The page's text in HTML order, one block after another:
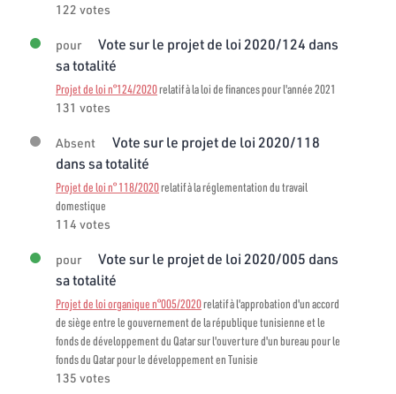
122 votes
pour
Vote sur le projet de loi 2020/124 dans
sa totalité
Projet de loi n°124/2020relatif à la loi de finances pour l'année 2021
131 votes
Absent
Vote sur le projet de loi 2020/118
dans sa totalité
Projet de loi n° 118/2020relatif à la réglementation du travail
domestique
114 votes
pour
Vote sur le projet de loi 2020/005 dans
sa totalité
Projet de loi organique n°005/2020relatif à l'approbation d'un accord
de siège entre le gouvernement de la république tunisienne et le
fonds de développement du Qatar sur l'ouverture d'un bureau pour le
fonds du Qatar pour le développement en Tunisie
135 votes